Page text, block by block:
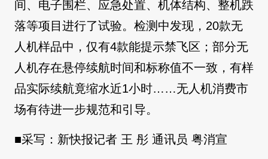
间、电子围栏、应急处置、机体结构、整机跌
落等项目进行了试验。检测中发现，20款无
人机样品中，仅有4款能提示禁飞区；部分无
人机存在悬停续航时间和标称值不一致，有样
品实际续航竟缩水近1小时……无人机消费市
场有待进一步规范和引导。
■采写：新快报记者 王 彤 通讯员 粤消宣